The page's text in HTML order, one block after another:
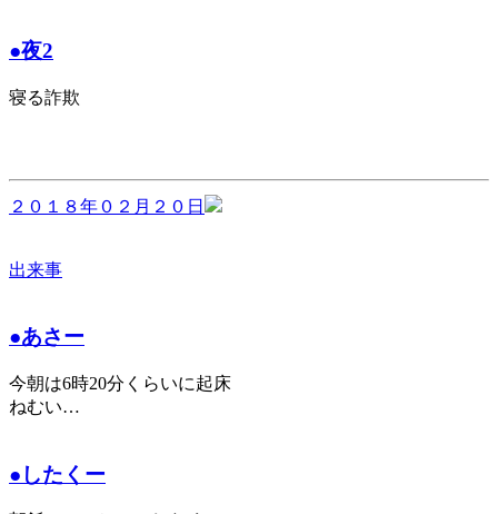
●夜2
寝る詐欺
２０１８年０２月２０日
出来事
●あさー
今朝は6時20分くらいに起床
ねむい…
●したくー